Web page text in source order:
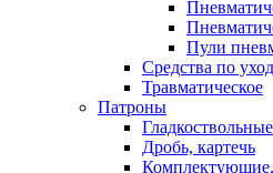
Пули
Средства по
Травматическое
Патроны
Гладкоствольные
Дробь, картечь